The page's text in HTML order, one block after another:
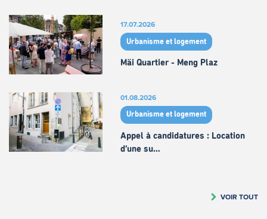
17.07.2026
Urbanisme et logement
Mäi Quartier - Meng Plaz
01.08.2026
Urbanisme et logement
Appel à candidatures : Location
d’une su…
VOIR TOUT